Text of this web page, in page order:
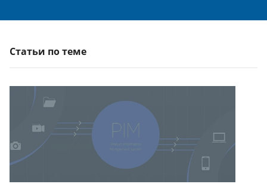
Статьи по теме